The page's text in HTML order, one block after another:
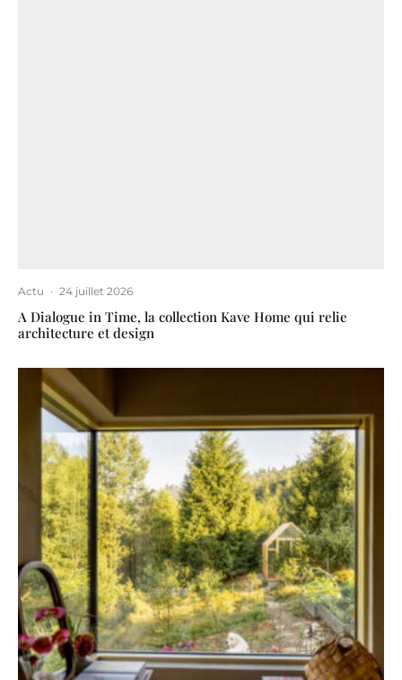
Actu · 24 juillet 2026
A Dialogue in Time, la collection Kave Home qui relie
architecture et design